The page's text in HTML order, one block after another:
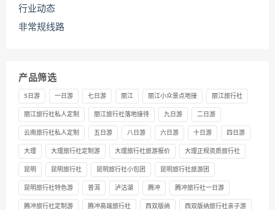
行业动态
非常规线路
产品筛选
5日游 一日游 七日游 丽江 丽江小众景点地接 丽江旅行社
丽江旅行社私人定制 丽江旅行社落地接待 九日游 二日游
云南旅行社私人定制 五日游 八日游 六日游 十日游 四日游
大理 大理旅行社定制游 大理旅行社旅游报价 大理正规资质旅行社
昆明 昆明旅行社 昆明旅行社小包团 昆明旅行社旅游团
昆明旅行社特色游 普洱 泸沽湖 腾冲 腾冲旅行社一日游
腾冲旅行社定制游 腾冲高端旅行社 西双版纳 西双版纳旅行社亲子游